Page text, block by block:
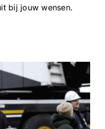
bij jouw wensen.